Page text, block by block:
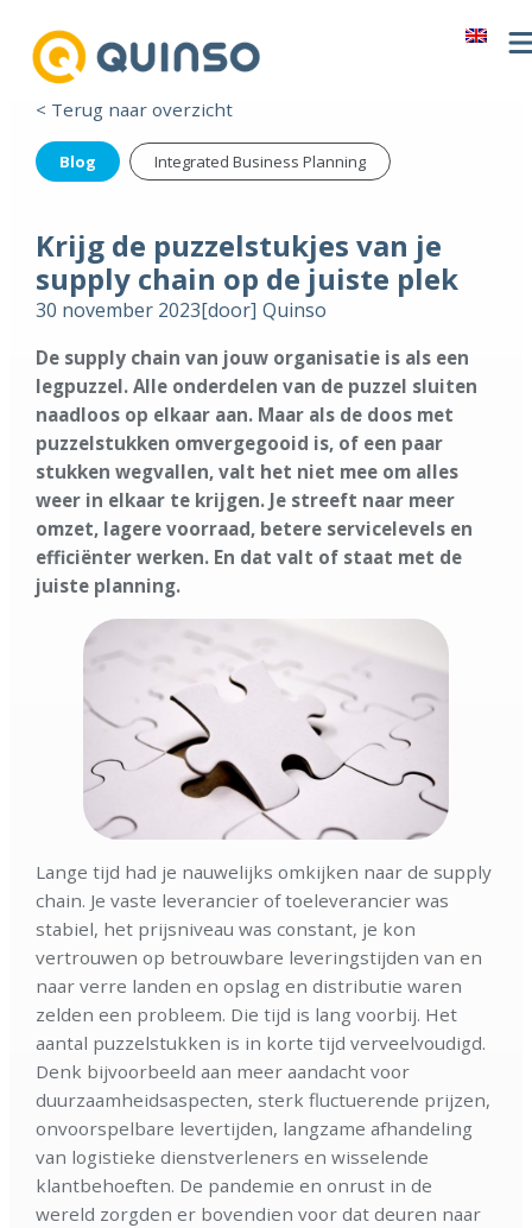
< Terug naar overzicht
Blog Integrated Business Planning
Krijg de puzzelstukjes van je
supply chain op de juiste plek
30 november 2023[door] Quinso
De supply chain van jouw organisatie is als een
legpuzzel. Alle onderdelen van de puzzel sluiten
naadloos op elkaar aan. Maar als de doos met
puzzelstukken omvergegooid is, of een paar
stukken wegvallen, valt het niet mee om alles
weer in elkaar te krijgen. Je streeft naar meer
omzet, lagere voorraad, betere servicelevels en
efficiënter werken. En dat valt of staat met de
juiste planning.
Lange tijd had je nauwelijks omkijken naar de supply
chain. Je vaste leverancier of toeleverancier was
stabiel, het prijsniveau was constant, je kon
vertrouwen op betrouwbare leveringstijden van en
naar verre landen en opslag en distributie waren
zelden een probleem. Die tijd is lang voorbij. Het
aantal puzzelstukken is in korte tijd verveelvoudigd.
Denk bijvoorbeeld aan meer aandacht voor
duurzaamheidsaspecten, sterk fluctuerende prijzen,
onvoorspelbare levertijden, langzame afhandeling
van logistieke dienstverleners en wisselende
klantbehoeften. De pandemie en onrust in de
wereld zorgden er bovendien voor dat deuren naar